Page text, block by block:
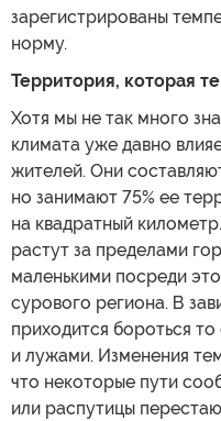
зарегистрированы
норму.
Территория, которая
Хотя мы не так много
климата уже давно
жителей. Они
но занимают 75% ее
на квадратный
растут за пределами
маленькими посреди
сурового региона. В
приходится бороться
и лужами. Изменения
что некоторые пути
или распутицы